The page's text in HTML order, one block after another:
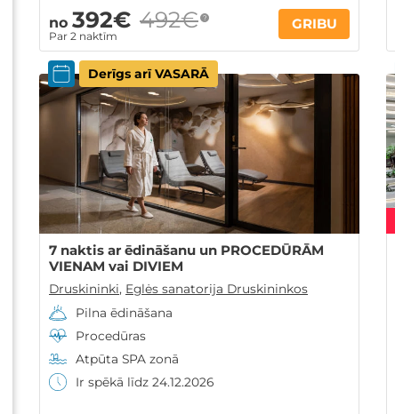
no 392€
Par 2 naktīm
492€ ? GRIBU
Derīgs arī VASARĀ
7 naktis ar ēdināšanu un PROCEDŪRĀM
VIENAM vai DIVIEM
Druskininki, Eglės sanatorija Druskininkos
Pilna ēdināšana
Procedūras
Atpūta SPA zonā
Ir spēkā līdz 24.12.2026